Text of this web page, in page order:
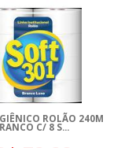
ROLÃO 240M
C/ 8 S...